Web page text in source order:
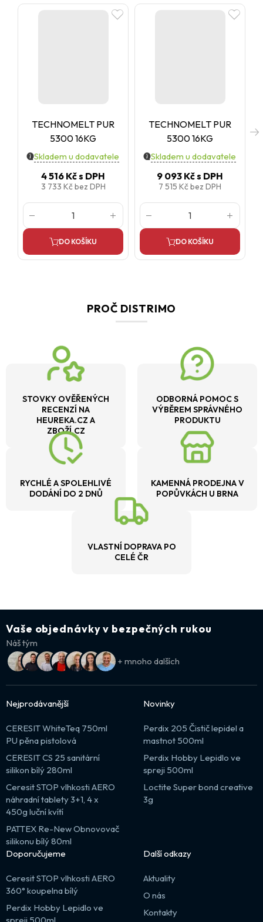
TECHNOMELT PUR
5300 16KG
Skladem u dodavatele
4 516 Kčs DPH
3 733 Kčbez DPH
DO KOŠÍKU
TECHNOMELT PUR
5300 16KG
Skladem u dodavatele
9 093 Kčs DPH
7 515 Kčbez DPH
DO KOŠÍKU
PROČ DISTRIMO
STOVKY OVĚŘENÝCH
RECENZÍ NA
HEUREKA.CZ A
ZBOŽÍ.CZ
ODBORNÁ POMOC S
VÝBĚREM SPRÁVNÉHO
PRODUKTU
RYCHLÉ A SPOLEHLIVÉ
DODÁNÍ DO 2 DNŮ
KAMENNÁ PRODEJNA V
POPŮVKÁCH U BRNA
VLASTNÍ DOPRAVA PO
CELÉ ČR
Vaše objednávky v bezpečných rukou
Náš tým
+ mnoho dalších
Nejprodávanější
CERESIT WhiteTeq 750ml
PU pěna pistolová
CERESIT CS 25 sanitární
silikon bílý 280ml
Ceresit STOP vlhkosti AERO
náhradní tablety 3+1, 4 x
450g luční kvítí
PATTEX Re-New Obnovovač
silikonu bílý 80ml
Novinky
Perdix 205 Čistič lepidel a
mastnot 500ml
Perdix Hobby Lepidlo ve
spreji 500ml
Loctite Super bond creative
3g
Doporučujeme
Ceresit STOP vlhkosti AERO
360° koupelna bílý
Perdix Hobby Lepidlo ve
spreji 500ml
Další odkazy
Aktuality
O nás
Kontakty